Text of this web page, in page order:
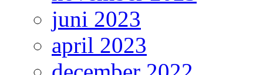
juni 2023
april 2023